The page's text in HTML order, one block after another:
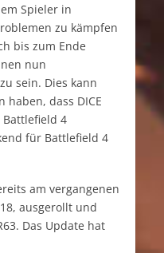
Spieler in
zu kämpfen
bis zum Ende
nun
sein. Dies kann
dass DICE
4
für Battlefield 4
am vergangenen
ausgerollt und
Das Update hat